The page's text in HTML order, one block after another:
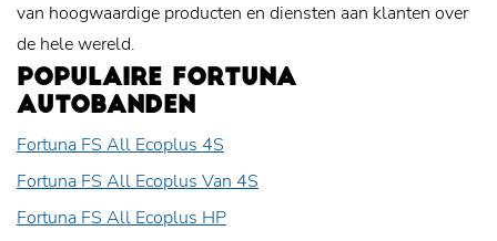
van hoogwaardige producten en diensten aan klanten over
de hele wereld.
POPULAIRE FORTUNA
AUTOBANDEN
Fortuna FS All Ecoplus 4S
Fortuna FS All Ecoplus Van 4S
Fortuna FS All Ecoplus HP